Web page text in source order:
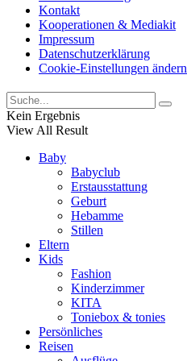
Kontakt
Kooperationen & Mediakit
Impressum
Datenschutzerklärung
Cookie-Einstellungen ändern
Kein Ergebnis
View All Result
Baby
Babyclub
Erstausstattung
Geburt
Hebamme
Stillen
Eltern
Kids
Fashion
Kinderzimmer
KITA
Toniebox & tonies
Persönliches
Reisen